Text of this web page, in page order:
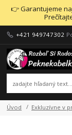
👉 Garantujeme
+421 949747302
Úvod Exkluzívne v